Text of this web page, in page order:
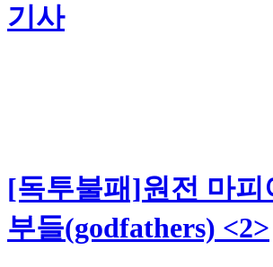
기사
[독투불패]원전 마피
부들(godfathers) <2>